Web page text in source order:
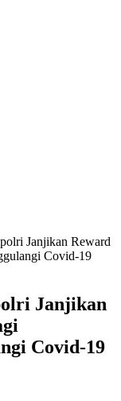
Janjikan Reward
Covid-19
Janjikan
Covid-19